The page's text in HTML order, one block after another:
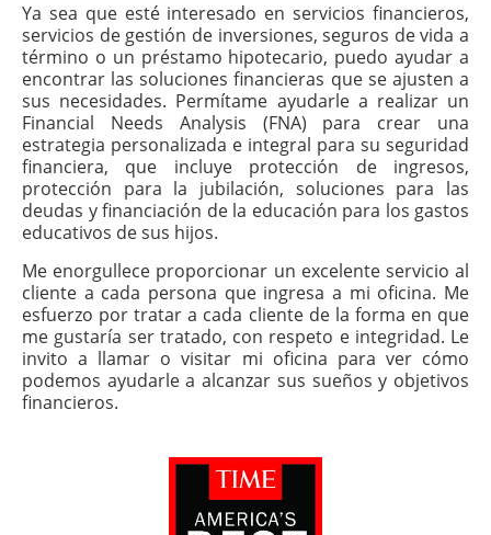
Ya sea que esté interesado en servicios financieros,
servicios de gestión de inversiones, seguros de vida a
término o un préstamo hipotecario, puedo ayudar a
encontrar las soluciones financieras que se ajusten a
sus necesidades. Permítame ayudarle a realizar un
Financial Needs Analysis (FNA) para crear una
estrategia personalizada e integral para su seguridad
financiera, que incluye protección de ingresos,
protección para la jubilación, soluciones para las
deudas y financiación de la educación para los gastos
educativos de sus hijos.
Me enorgullece proporcionar un excelente servicio al
cliente a cada persona que ingresa a mi oficina. Me
esfuerzo por tratar a cada cliente de la forma en que
me gustaría ser tratado, con respeto e integridad. Le
invito a llamar o visitar mi oficina para ver cómo
podemos ayudarle a alcanzar sus sueños y objetivos
financieros.